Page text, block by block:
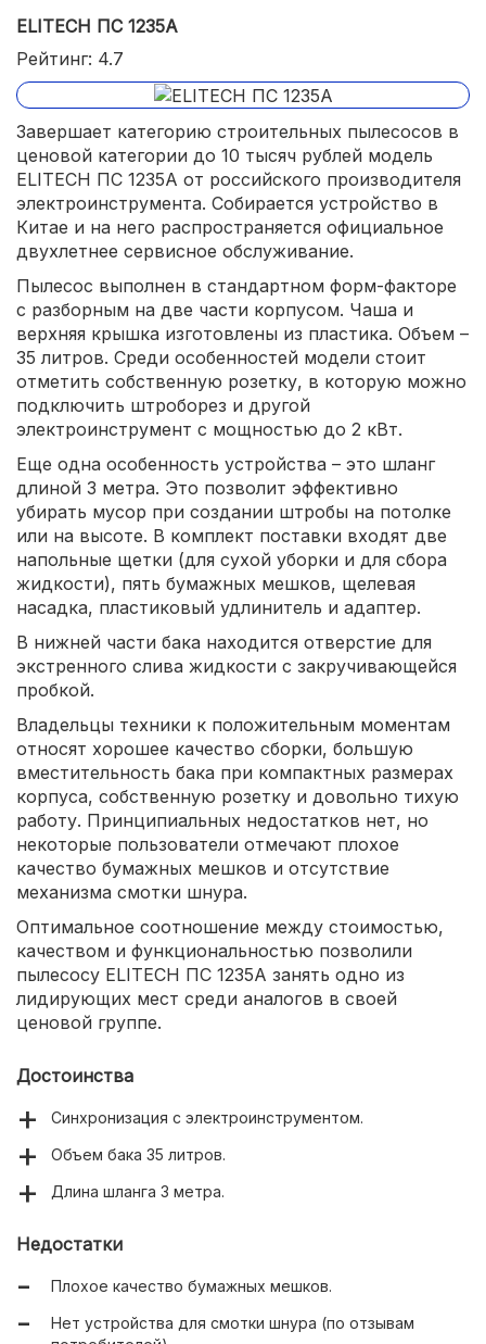
ELITECH ПС 1235А
Рейтинг: 4.7
Завершает категорию строительных пылесосов в
ценовой категории до 10 тысяч рублей модель
ELITECH ПС 1235А от российского производителя
электроинструмента. Собирается устройство в
Китае и на него распространяется официальное
двухлетнее сервисное обслуживание.
Пылесос выполнен в стандартном форм-факторе
с разборным на две части корпусом. Чаша и
верхняя крышка изготовлены из пластика. Объем –
35 литров. Среди особенностей модели стоит
отметить собственную розетку, в которую можно
подключить штроборез и другой
электроинструмент с мощностью до 2 кВт.
Еще одна особенность устройства – это шланг
длиной 3 метра. Это позволит эффективно
убирать мусор при создании штробы на потолке
или на высоте. В комплект поставки входят две
напольные щетки (для сухой уборки и для сбора
жидкости), пять бумажных мешков, щелевая
насадка, пластиковый удлинитель и адаптер.
В нижней части бака находится отверстие для
экстренного слива жидкости с закручивающейся
пробкой.
Владельцы техники к положительным моментам
относят хорошее качество сборки, большую
вместительность бака при компактных размерах
корпуса, собственную розетку и довольно тихую
работу. Принципиальных недостатков нет, но
некоторые пользователи отмечают плохое
качество бумажных мешков и отсутствие
механизма смотки шнура.
Оптимальное соотношение между стоимостью,
качеством и функциональностью позволили
пылесосу ELITECH ПС 1235А занять одно из
лидирующих мест среди аналогов в своей
ценовой группе.
Достоинства
Синхронизация с электроинструментом.
Объем бака 35 литров.
Длина шланга 3 метра.
Недостатки
Плохое качество бумажных мешков.
Нет устройства для смотки шнура (по отзывам